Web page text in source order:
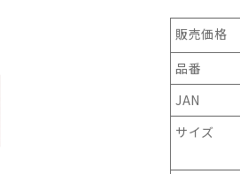
販売価格
品番
JAN
サイズ